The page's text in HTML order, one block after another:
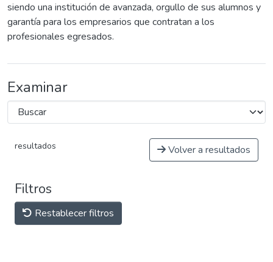
siendo una institución de avanzada, orgullo de sus alumnos y
garantía para los empresarios que contratan a los
profesionales egresados.
Examinar
resultados Volver a resultados
Filtros
Restablecer filtros